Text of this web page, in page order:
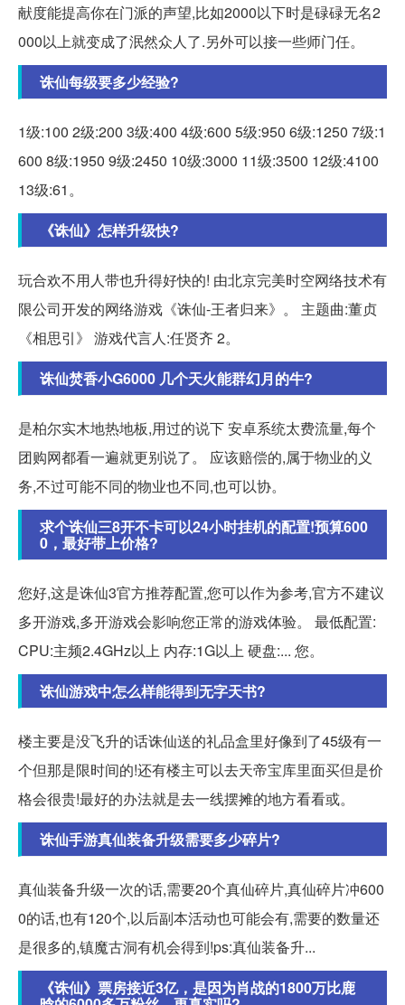
献度能提高你在门派的声望,比如2000以下时是碌碌无名2
000以上就变成了泯然众人了.另外可以接一些师门任。
诛仙每级要多少经验?
1级:100 2级:200 3级:400 4级:600 5级:950 6级:1250 7级:1
600 8级:1950 9级:2450 10级:3000 11级:3500 12级:4100
13级:61。
《诛仙》怎样升级快?
玩合欢不用人带也升得好快的! 由北京完美时空网络技术有
限公司开发的网络游戏《诛仙-王者归来》。 主题曲:董贞
《相思引》 游戏代言人:任贤齐 2。
诛仙焚香小G6000 几个天火能群幻月的牛?
是柏尔实木地热地板,用过的说下 安卓系统太费流量,每个
团购网都看一遍就更别说了。 应该赔偿的,属于物业的义
务,不过可能不同的物业也不同,也可以协。
求个诛仙三8开不卡可以24小时挂机的配置!预算600
0，最好带上价格?
您好,这是诛仙3官方推荐配置,您可以作为参考,官方不建议
多开游戏,多开游戏会影响您正常的游戏体验。 最低配置:
CPU:主频2.4GHz以上 内存:1G以上 硬盘:... 您。
诛仙游戏中怎么样能得到无字天书?
楼主要是没飞升的话诛仙送的礼品盒里好像到了45级有一
个但那是限时间的!还有楼主可以去天帝宝库里面买但是价
格会很贵!最好的办法就是去一线摆摊的地方看看或。
诛仙手游真仙装备升级需要多少碎片?
真仙装备升级一次的话,需要20个真仙碎片,真仙碎片冲600
0的话,也有120个,以后副本活动也可能会有,需要的数量还
是很多的,镇魔古洞有机会得到!ps:真仙装备升...
《诛仙》票房接近3亿，是因为肖战的1800万比鹿